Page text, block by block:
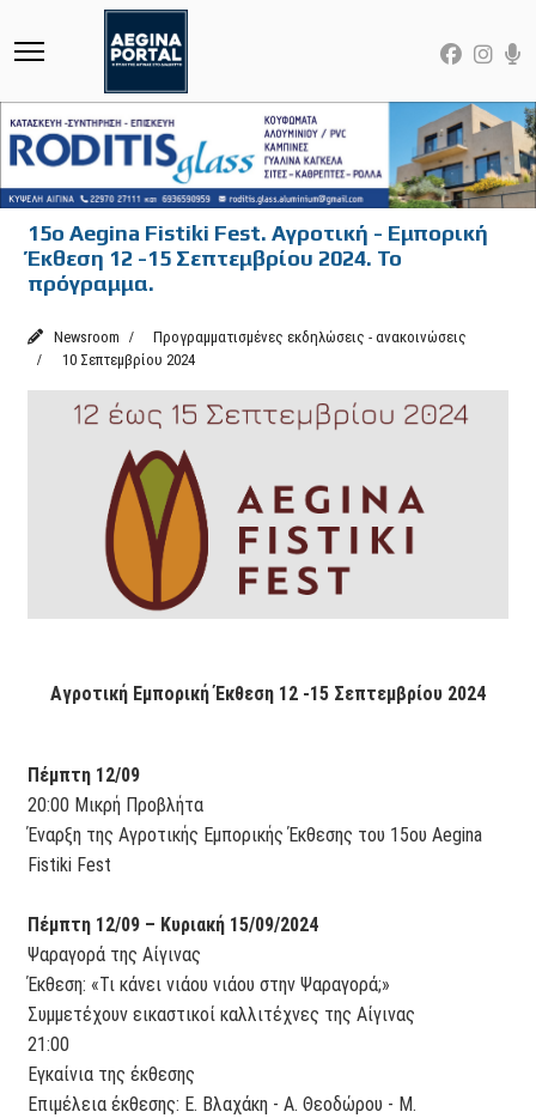
15ο Aegina Fistiki Fest. Αγροτική - Εμπορική
Έκθεση 12 -15 Σεπτεμβρίου 2024. Το
πρόγραμμα.
Newsroom
Προγραμματισμένες εκδηλώσεις - ανακοινώσεις
10 Σεπτεμβρίου 2024
Αγροτική Εμπορική Έκθεση 12 -15 Σεπτεμβρίου 2024
Πέμπτη 12/09
20:00 Μικρή Προβλήτα
Έναρξη της Αγροτικής Εμπορικής Έκθεσης του 15ου Aegina
Fistiki Fest
Πέμπτη 12/09 – Κυριακή 15/09/2024
Ψαραγορά της Αίγινας
Έκθεση: «Τι κάνει νιάου νιάου στην Ψαραγορά;»
Συμμετέχουν εικαστικοί καλλιτέχνες της Αίγινας
21:00
Εγκαίνια της έκθεσης
Επιμέλεια έκθεσης: Ε. Βλαχάκη - Α. Θεοδώρου - Μ.